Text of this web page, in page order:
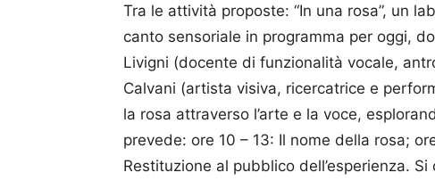
Tra le attività proposte: “In una rosa”, un
canto sensoriale in programma per oggi,
Livigni (docente di funzionalità vocale,
Calvani (artista visiva, ricercatrice e
la rosa attraverso l’arte e la voce,
prevede: ore 10 – 13: Il nome della rosa;
Restituzione al pubblico dell’esperienza.